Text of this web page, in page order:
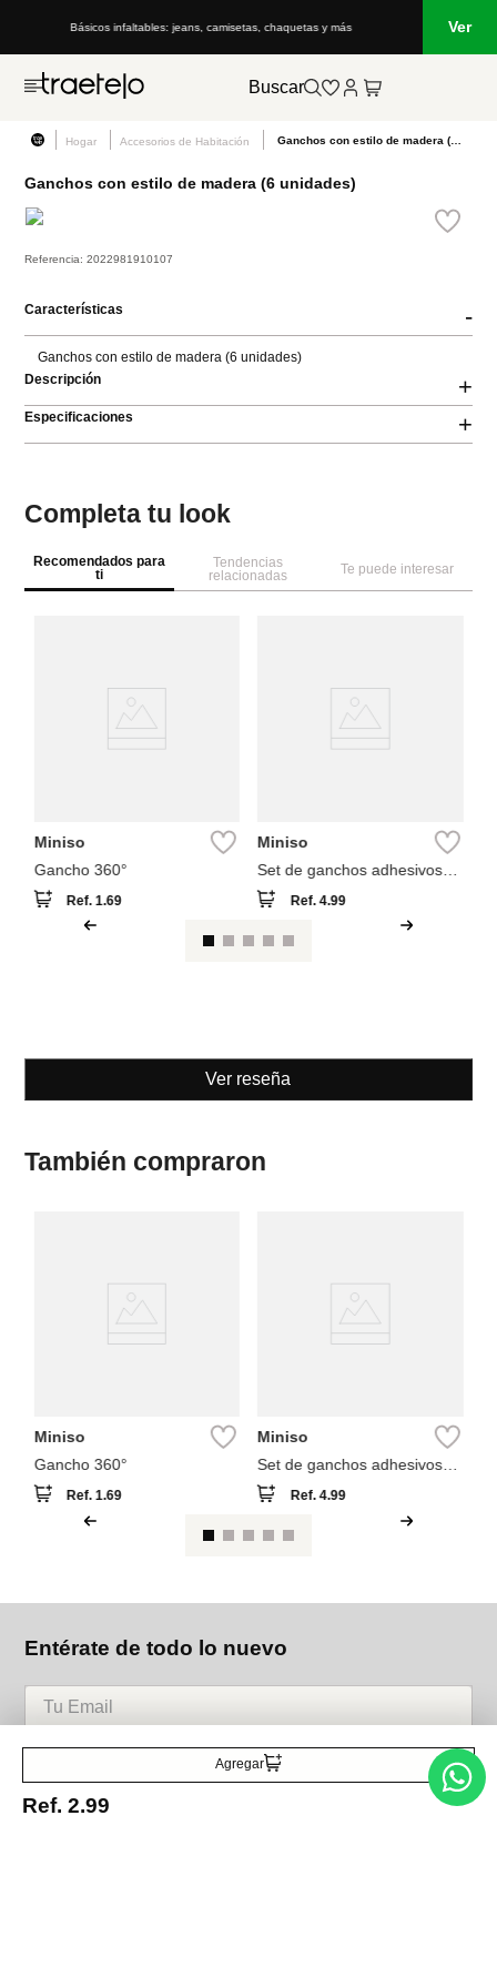
Básicos infaltables: jeans, camisetas, chaquetas y más Ver
Buscar
Hogar Accesorios de Habitación
Ganchos con estilo de madera (6 unidades)
Referencia:2022981910107
Características -
Ganchos con estilo de madera (6 unidades)
Descripción
+
Especificaciones +
Agregar
Ref. 2.99
Completa tu look
Recomendados para
ti
Tendencias
relacionadas
Te puede interesar
Miniso
Gancho 360°
Ref.1.69
Miniso
Set de ganchos adhesivos
colección sanrio
Ref.4.99
Ver reseña
También compraron
Miniso
Gancho 360°
Ref.1.69
Miniso
Set de ganchos adhesivos
colección sanrio
Ref.4.99
Entérate de todo lo nuevo
Acepto la política de tratamiento de datos personales Suscribirse
Acerca de nosotros